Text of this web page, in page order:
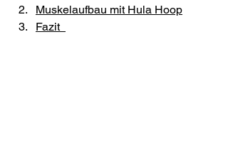
Muskelaufbau mit Hula Hoop
Fazit